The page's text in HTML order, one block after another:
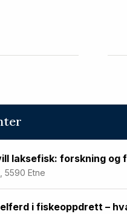
laksefisk: forskning og
5590 Etne
i fiskeoppdrett –